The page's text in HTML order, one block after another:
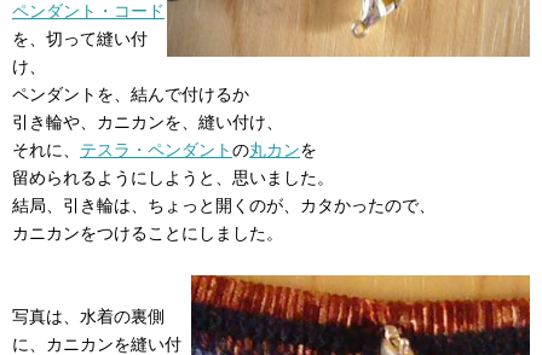
ペンダント・コード
を、切って縫い付
け、
ペンダントを、結んで付けるか
引き輪や、カニカンを、縫い付け、
それに、 テスラ・ペンダントの丸カンを
留められるようにしようと、思いました。
結局、引き輪は、ちょっと開くのが、カタかったので、
カニカンをつけることにしました。
写真は、水着の裏側
に、カニカンを縫い付